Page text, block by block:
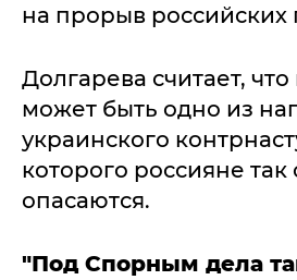
на прорыв российских
Долгарева считает,
может быть одно из
украинского
которого россияне так
опасаются.
"Под Спорным дела